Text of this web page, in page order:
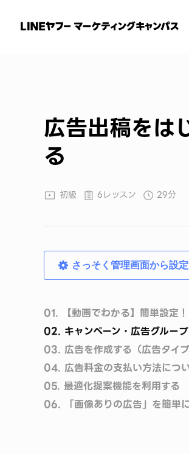
広告出稿をは
る
初級 6レッスン 29分
さっそく管理画面から設
01.
【動画でわかる】簡単設定！ディスプレイ広告作成手順
02. キャンペーン・広告グループを作
03. 広告を作成する（広告タイプにつ
04. 広告料金の支払い方法につ
05. 最適化提案機能を利用する
06.
「画像ありの広告」を簡単にはじ